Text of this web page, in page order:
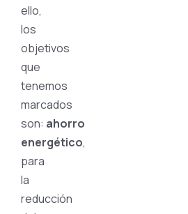
ello,
los
objetivos
que
tenemos
marcados
son: ahorro
energético,
para
la
reducción